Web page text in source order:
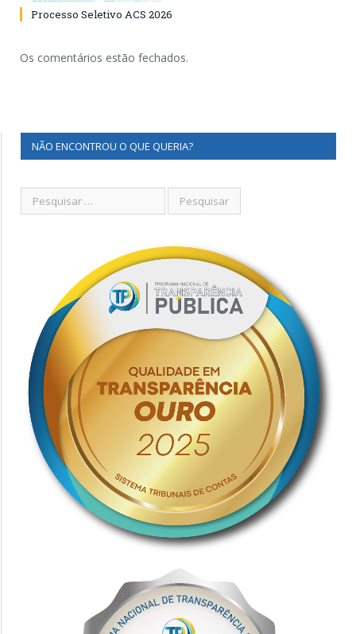
Processo Seletivo ACS 2026
Os comentários estão fechados.
NÃO ENCONTROU O QUE QUERIA?